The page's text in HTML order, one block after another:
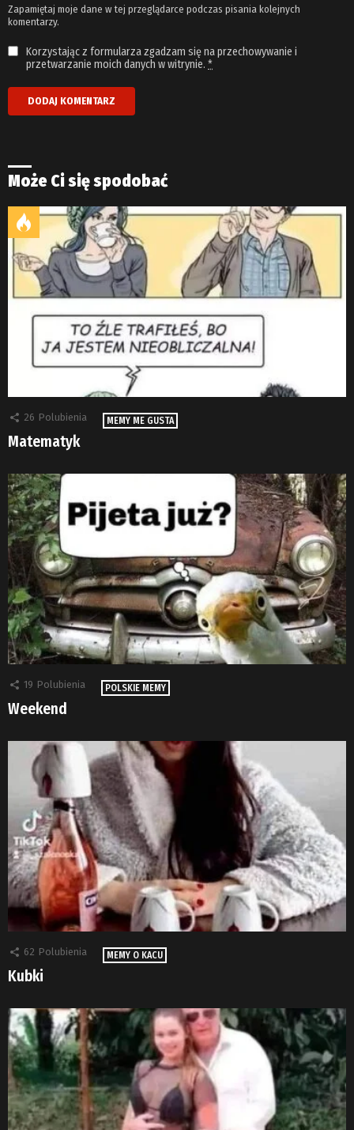
Zapamiętaj moje dane w tej przeglądarce podczas pisania kolejnych
komentarzy.
Korzystając z formularza zgadzam się na przechowywanie i
przetwarzanie moich danych w witrynie. *
Może Ci się spodobać
26 Polubienia MEMY ME GUSTA
Matematyk
19 Polubienia POLSKIE MEMY
Weekend
62 Polubienia MEMY O KACU
Kubki